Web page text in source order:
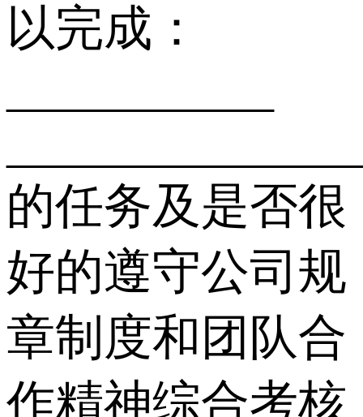
以完成：
的任务及是否很
好的遵守公司规
章制度和团队合
作精神综合考核